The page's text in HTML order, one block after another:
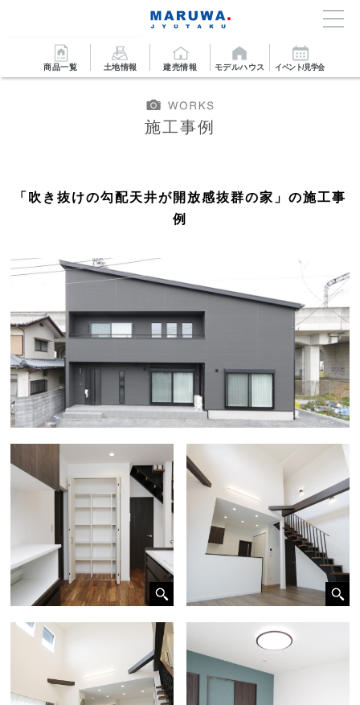
商品一覧 土地情報 建売情報 モデルハウス イベント/見学会
施工事例
「吹き抜けの勾配天井が開放感抜群の家」の施工事
例